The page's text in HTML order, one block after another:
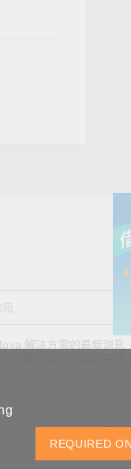
解決方案的最新消息
查看詢價明細
REQUIRED